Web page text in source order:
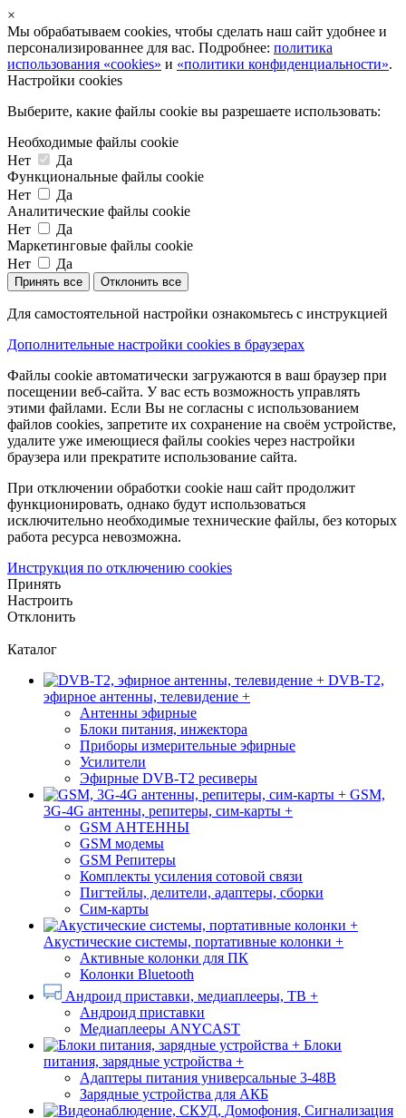
×
Мы обрабатываем cookies, чтобы сделать наш сайт удобнее и
персонализированнее для вас. Подробнее: политика
использования «cookies» и «политики конфиденциальности».
Настройки cookies
Выберите, какие файлы cookie вы разрешаете использовать:
Необходимые файлы cookie
Нет
Да
Функциональные файлы cookie
Нет
Да
Аналитические файлы cookie
Нет
Да
Маркетинговые файлы cookie
Нет
Да
Принять все Отклонить все
Для самостоятельной настройки ознакомьтесь с инструкцией
Дополнительные настройки cookies в браузерах
Файлы cookie автоматически загружаются в ваш браузер при
посещении веб-сайта. У вас есть возможность управлять
этими файлами. Если Вы не согласны с использованием
файлов cookies, запретите их сохранение на своём устройстве,
удалите уже имеющиеся файлы cookies через настройки
браузера или прекратите использование сайта.
При отключении обработки cookie наш сайт продолжит
функционировать, однако будут использоваться
исключительно необходимые технические файлы, без которых
работа ресурса невозможна.
Инструкция по отключению cookies
Принять
Настроить
Отклонить
Каталог
DVB-T2,
эфирное антенны, телевидение +
Антенны эфирные
Блоки питания, инжектора
Приборы измерительные эфирные
Усилители
Эфирные DVB-T2 ресиверы
GSM,
3G-4G антенны, репитеры, сим-карты +
GSM АНТЕННЫ
GSM модемы
GSM Репитеры
Комплекты усиления сотовой связи
Пигтейлы, делители, адаптеры, сборки
Сим-карты
Акустические системы, портативные колонки +
Активные колонки для ПК
Колонки Bluetooth
Андроид приставки, медиаплееры, ТВ +
Андроид приставки
Медиаплееры ANYCAST
Блоки
питания, зарядные устройства +
Адаптеры питания универсальные 3-48В
Зарядные устройства для АКБ